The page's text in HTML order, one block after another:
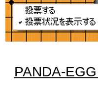
PANDA-